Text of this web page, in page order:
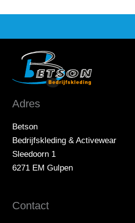
Adres
Betson
Bedrijfskleding & Activewear
Sleedoorn 1
6271 EM Gulpen
Contact